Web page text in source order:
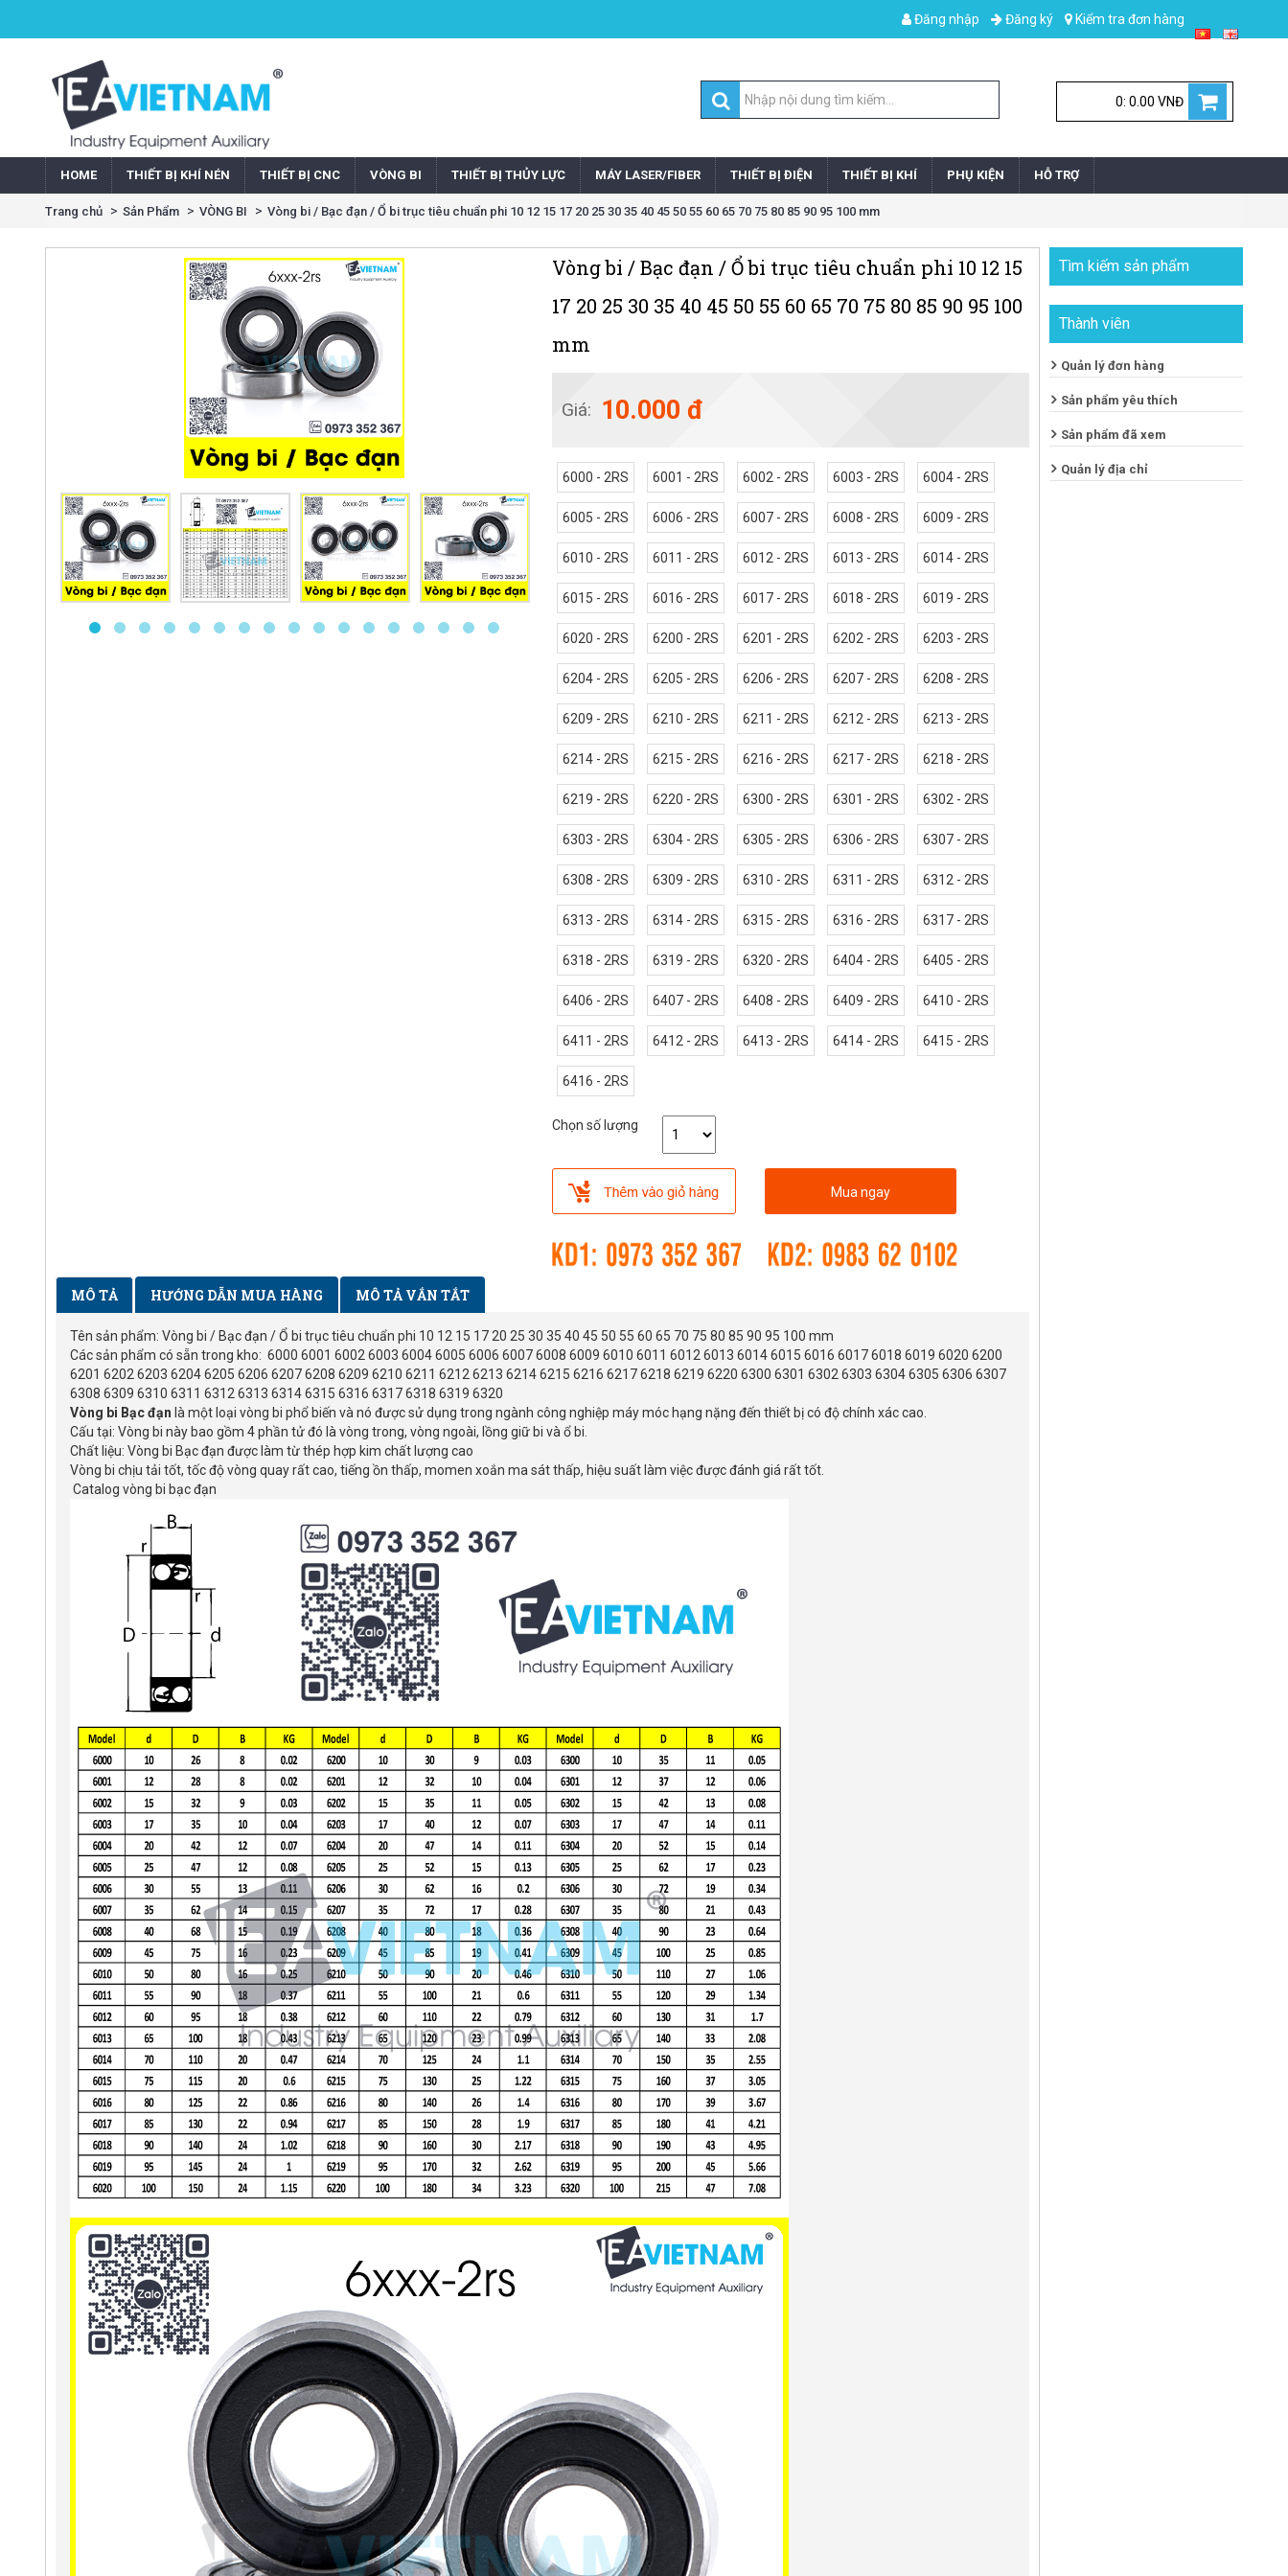
Kiểm tra đơn hàng
Đăng ký
Đăng nhập
0: 0.00 VNĐ
HOME THIẾT BỊ KHÍ NÉN THIẾT BỊ CNC VÒNG BI THIẾT BỊ THỦY LỰC MÁY LASER/FIBER THIẾT BỊ ĐIỆN THIẾT BỊ KHÍ PHỤ KIỆN HỖ TRỢ
Trang chủ Sản Phẩm VÒNG BI Vòng bi / Bạc đạn / Ổ bi trục tiêu chuẩn phi 10 12 15 17 20 25 30 35 40 45 50 55 60 65 70 75 80 85 90 95 100 mm
Vòng bi / Bạc đạn / Ổ bi trục tiêu chuẩn phi 10 12 15
17 20 25 30 35 40 45 50 55 60 65 70 75 80 85 90 95 100
mm
Giá: 10.000 đ
6000 - 2RS 6001 - 2RS 6002 - 2RS 6003 - 2RS 6004 - 2RS
6005 - 2RS 6006 - 2RS 6007 - 2RS 6008 - 2RS 6009 - 2RS
6010 - 2RS 6011 - 2RS 6012 - 2RS 6013 - 2RS 6014 - 2RS
6015 - 2RS 6016 - 2RS 6017 - 2RS 6018 - 2RS 6019 - 2RS
6020 - 2RS 6200 - 2RS 6201 - 2RS 6202 - 2RS 6203 - 2RS
6204 - 2RS 6205 - 2RS 6206 - 2RS 6207 - 2RS 6208 - 2RS
6209 - 2RS 6210 - 2RS 6211 - 2RS 6212 - 2RS 6213 - 2RS
6214 - 2RS 6215 - 2RS 6216 - 2RS 6217 - 2RS 6218 - 2RS
6219 - 2RS 6220 - 2RS 6300 - 2RS 6301 - 2RS 6302 - 2RS
6303 - 2RS 6304 - 2RS 6305 - 2RS 6306 - 2RS 6307 - 2RS
6308 - 2RS 6309 - 2RS 6310 - 2RS 6311 - 2RS 6312 - 2RS
6313 - 2RS 6314 - 2RS 6315 - 2RS 6316 - 2RS 6317 - 2RS
6318 - 2RS 6319 - 2RS 6320 - 2RS 6404 - 2RS 6405 - 2RS
6406 - 2RS 6407 - 2RS 6408 - 2RS 6409 - 2RS 6410 - 2RS
6411 - 2RS 6412 - 2RS 6413 - 2RS 6414 - 2RS 6415 - 2RS
6416 - 2RS
Chọn số lượng
Mua ngay
MÔ TẢ HƯỚNG DẪN MUA HÀNG MÔ TẢ VẮN TẮT
Tên sản phẩm: Vòng bi / Bạc đạn / Ổ bi trục tiêu chuẩn phi 10 12 15 17 20 25 30 35 40 45 50 55 60 65 70 75 80 85 90 95 100 mm
Các sản phẩm có sẵn trong kho: 6000 6001 6002 6003 6004 6005 6006 6007 6008 6009 6010 6011 6012 6013 6014 6015 6016 6017 6018 6019 6020 6200
6201 6202 6203 6204 6205 6206 6207 6208 6209 6210 6211 6212 6213 6214 6215 6216 6217 6218 6219 6220 6300 6301 6302 6303 6304 6305 6306 6307
6308 6309 6310 6311 6312 6313 6314 6315 6316 6317 6318 6319 6320
Vòng bi Bạc đạn là một loại vòng bi phổ biến và nó được sử dụng trong ngành công nghiệp máy móc hạng nặng đến thiết bị có độ chính xác cao.
Cấu tại: Vòng bi này bao gồm 4 phần tử đó là vòng trong, vòng ngoài, lồng giữ bi và ổ bi.
Chất liệu: Vòng bi Bạc đạn được làm từ thép hợp kim chất lượng cao
Vòng bi chịu tải tốt, tốc độ vòng quay rất cao, tiếng ồn thấp, momen xoắn ma sát thấp, hiệu suất làm việc được đánh giá rất tốt.
Catalog vòng bi bạc đạn
Tìm kiếm sản phẩm
Thành viên
Quản lý đơn hàng
Sản phẩm yêu thích
Sản phẩm đã xem
Quản lý địa chỉ